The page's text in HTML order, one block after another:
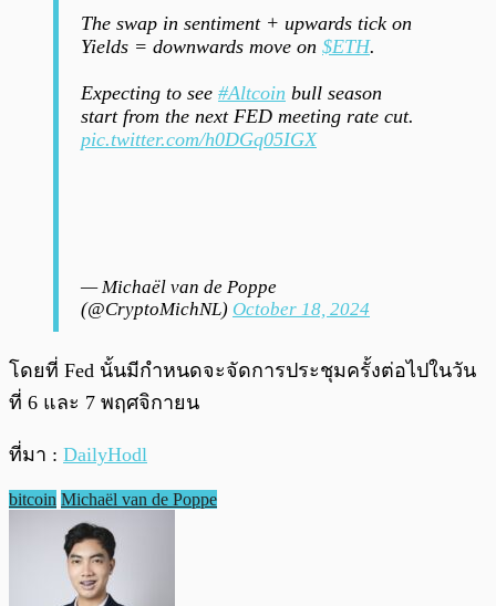
The swap in sentiment + upwards tick on
Yields = downwards move on $ETH.
Expecting to see #Altcoin bull season
start from the next FED meeting rate cut.
pic.twitter.com/h0DGq05IGX
— Michaël van de Poppe
(@CryptoMichNL) October 18, 2024
โดยที่ Fed นั้นมีกำหนดจะจัดการประชุมครั้งต่อไปในวัน
ที่ 6 และ 7 พฤศจิกายน
ที่มา : DailyHodl
bitcoin Michaël van de Poppe